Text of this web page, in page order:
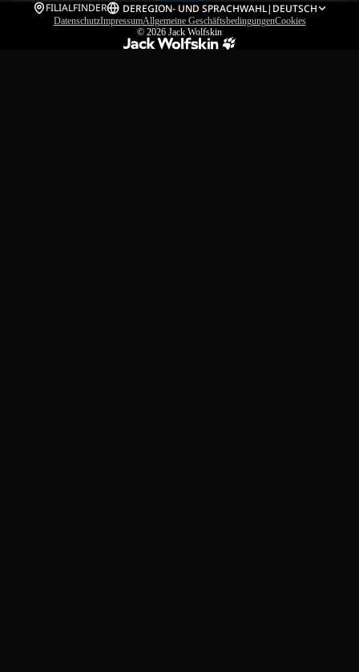
FILIALFINDER DEREGION- UND SPRACHWAHL| DEUTSCH
DatenschutzImpressumAllgemeine GeschäftsbedingungenCookies
© 2026 Jack Wolfskin